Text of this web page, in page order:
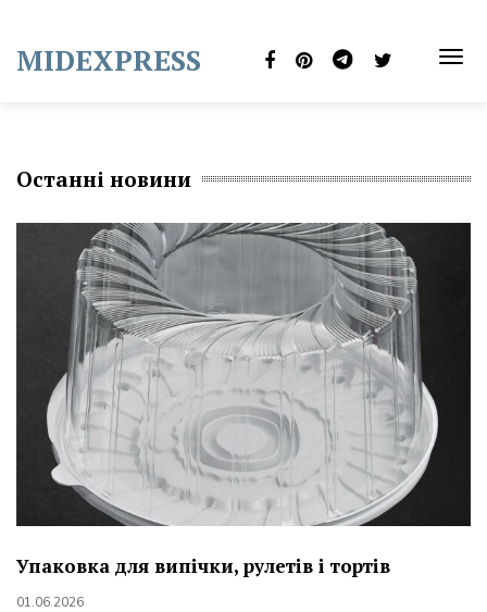
content
MIDEXPRESS
Останні новини
Упаковка для випічки, рулетів і тортів
01.06.2026